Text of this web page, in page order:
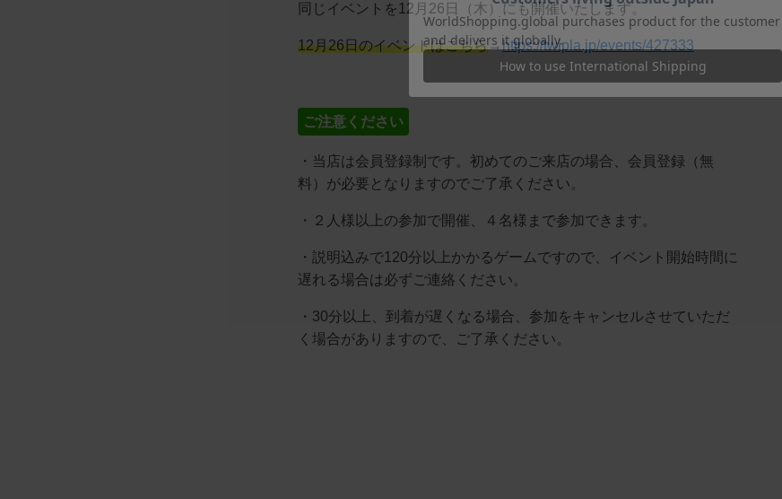
同じイベントを12月26日（木）にも開催いたします。
12月26日のイベントはこちら→https://twipla.jp/events/427333
ご注意ください
・当店は会員登録制です。初めてのご来店の場合、会員登録（無
料）が必要となりますのでご了承ください。
・２人様以上の参加で開催、４名様まで参加できます。
・説明込みで120分以上かかるゲームですので、イベント開始時間に
遅れる場合は必ずご連絡ください。
・30分以上、到着が遅くなる場合、参加をキャンセルさせていただ
く場合がありますので、ご了承ください。